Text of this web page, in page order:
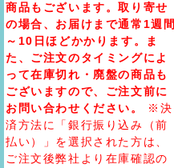
商品もございます。取り寄せ
の場合、お届けまで通常1週間
～10日ほどかかります。ま
た、ご注文のタイミングによ
って在庫切れ・廃盤の商品も
ございますので、ご注文前に
お問い合わせください。
※決
済方法に「銀行振り込み（前
払い）」を選択された方は、
ご注文後弊社より在庫確認の